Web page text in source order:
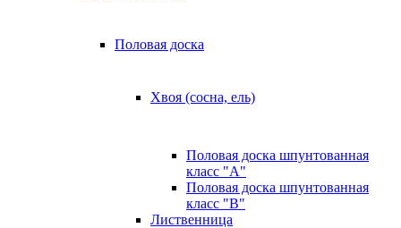
Половая доска
Хвоя (сосна, ель)
Половая доска шпунтованная
класс "А"
Половая доска шпунтованная
класс "B"
Лиственница